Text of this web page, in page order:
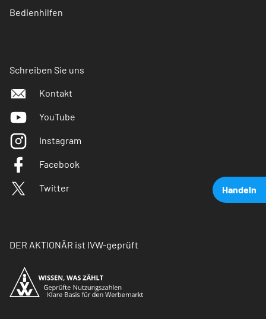
Handeln
Bedienhilfen
Schreiben Sie uns
Kontakt
YouTube
Instagram
Facebook
Twitter
DER AKTIONÄR ist IVW-geprüft